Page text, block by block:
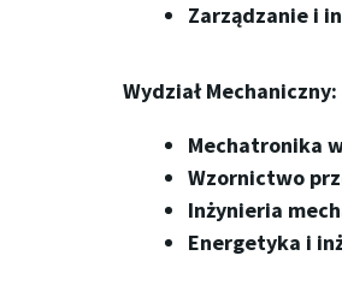
Zarządzanie i
Wydział Mechaniczny:
Mechatronika
Wzornictwo
Inżynieria
Energetyka i